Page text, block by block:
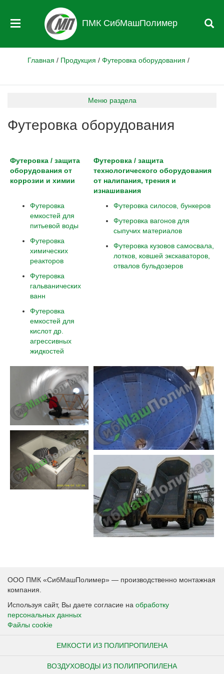
ПМК СибМашПолимер
Главная / Продукция / Футеровка оборудования /
Меню раздела
Футеровка оборудования
Футеровка / защита
оборудования от
коррозии и химии
Футеровка / защита
технологического оборудования
от налипания, трения и
изнашивания
Футеровка
емкостей для
питьевой воды
Футеровка
химических
реакторов
Футеровка
гальванических
ванн
Футеровка
емкостей для
кислот др.
агрессивных
жидкостей
Футеровка силосов, бункеров
Футеровка вагонов для
сыпучих материалов
Футеровка кузовов самосвала,
лотков, ковшей экскаваторов,
отвалов бульдозеров
ООО ПМК «СибМашПолимер» — производственно монтажная
компания.
Используя сайт, Вы даете согласие на обработку
персональных данных
Файлы cookie
ЕМКОСТИ ИЗ ПОЛИПРОПИЛЕНА
ВОЗДУХОВОДЫ ИЗ ПОЛИПРОПИЛЕНА